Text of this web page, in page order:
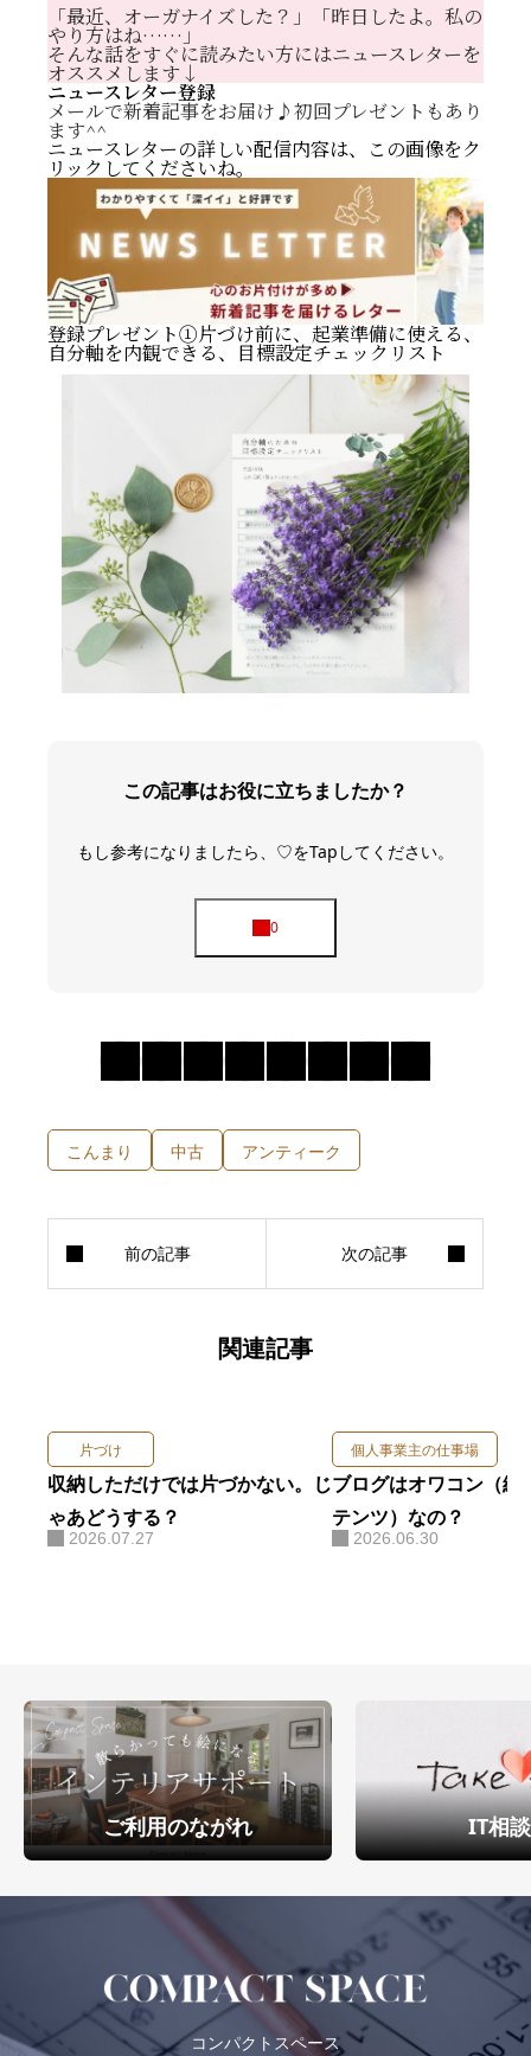
「最近、オーガナイズした？」「昨日したよ。私の
やり方はね……」
そんな話をすぐに読みたい方にはニュースレターを
オススメします↓
ニュースレター登録
メールで新着記事をお届け♪初回プレゼントもあり
ます^^
ニュースレターの詳しい配信内容は、この画像をク
リックしてくださいね。
登録プレゼント①片づけ前に、起業準備に使える、
自分軸を内観できる、目標設定チェックリスト
この記事はお役に立ちましたか？
もし参考になりましたら、♡をTapしてください。
こんまり 中古 アンティーク
関連記事
片づけ
収納しただけでは片づかない。じ
ゃあどうする？
2026.07.27
個人事業主の仕事場
ブログはオワコン（終
テンツ）なの？
2026.06.30
ご利用のながれ IT相
コンパクトスペース
中古品は好きですか？
質の高い中古品＞セール価格の新品